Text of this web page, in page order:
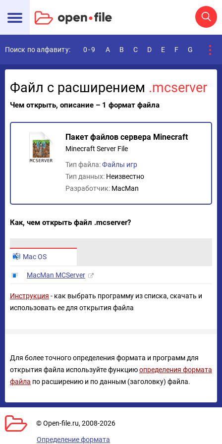
Поиск по алфавиту: 0-9 A B C D E F G
Файл с расширением .mcserver
Чем открыть, описание – 1 формат файла
Пакет файлов сервера Minecraft
Minecraft Server File
Тип файла:Файлы игр
Тип данных: Неизвестно
Разработчик: MacMan
Как, чем открыть файл .mcserver?
Mac OS
MacMan MCServer
Инструкция - как выбрать программу из списка, скачать и
использовать ее для открытия файла
Для более точного определения формата и программ для
открытия файла используйте функциюопределения формата
файла по расширению и по данным (заголовку) файла.
© Open-file.ru, 2008-2026
Определение формата